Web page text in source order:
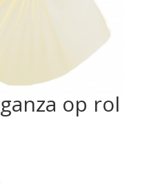
op rol